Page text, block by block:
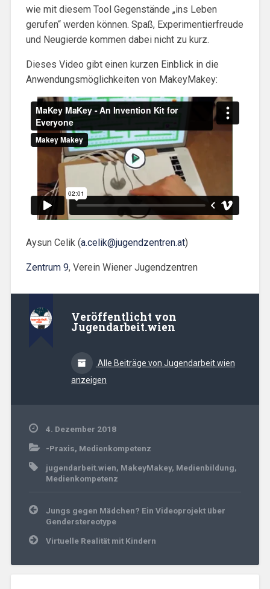
wie mit diesem Tool Gegenstände „ins Leben
gerufen“ werden können. Spaß, Experimentierfreude
und Neugierde kommen dabei nicht zu kurz.
Dieses Video gibt einen kurzen Einblick in die
Anwendungsmöglichkeiten von MakeyMakey:
Aysun Celik (a.celik@jugendzentren.at)
Zentrum 9, Verein Wiener Jugendzentren
Veröffentlicht von
Jugendarbeit.wien
Alle Beiträge von Jugendarbeit.wien
anzeigen
4. Dezember 2018
-Praxis, Medienkompetenz
jugendarbeit.wien, MakeyMakey, Medienbildung,
Medienkompetenz
Beitrags-
Navigation
Jungs gegen Mädchen? Ein Videoprojekt über
Genderstereotype
Virtuelle Realität mit Kindern